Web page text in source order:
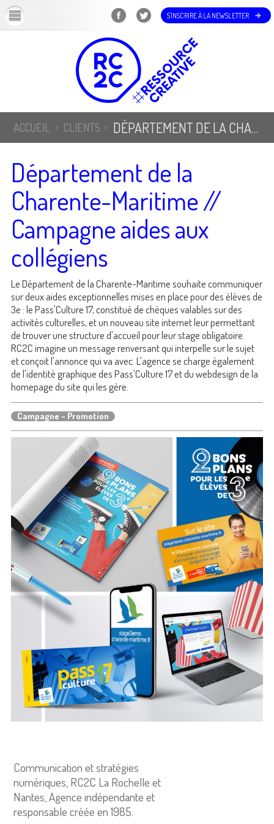
S'INSCRIRE À LA NEWSLETTER
ACCUEIL CLIENTS DÉPARTEMENT DE LA CHARENTE-MARITIME // CAMPAGNE AIDES AUX COLLÉGIENS
Département de la
Charente-Maritime //
Campagne aides aux
collégiens
Le Département de la Charente-Maritime souhaite communiquer
sur deux aides exceptionnelles mises en place pour des élèves de
3e : le Pass'Culture 17, constitué de chèques valables sur des
activités culturelles, et un nouveau site internet leur permettant
de trouver une structure d'accueil pour leur stage obligatoire.
RC2C imagine un message renversant qui interpelle sur le sujet
et conçoit l'annonce qui va avec. L'agence se charge également
de l'identité graphique des Pass'Culture 17 et du webdesign de la
homepage du site qui les gère.
Campagne - Promotion
Communication et stratégies
numériques, RC2C La Rochelle et
Nantes, Agence indépendante et
responsable créée en 1985.